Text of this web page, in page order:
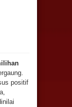
positif